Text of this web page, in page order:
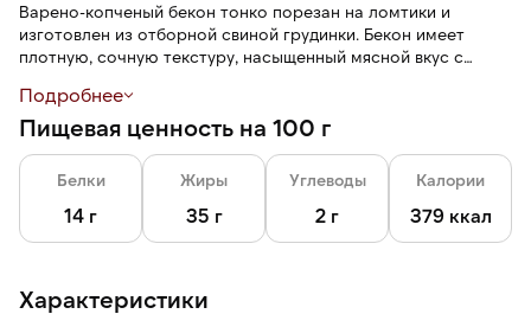
Варено-копченый бекон тонко порезан на ломтики и
изготовлен из отборной свиной грудинки. Бекон имеет
плотную, сочную текстуру, насыщенный мясной вкус с
дымными оттенками.
Подробнее
Пищевая ценность на 100 г
Белки
14 г
Жиры
35 г
Углеводы
2 г
Калории
379 ккал
Характеристики